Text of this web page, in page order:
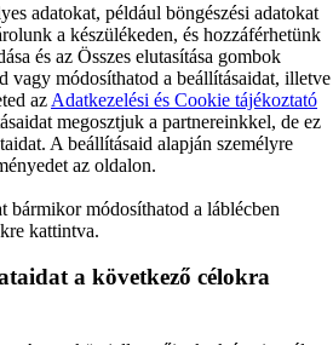
adatokat, például böngészési adatokat
a készülékeden, és hozzáférhetünk
és az Összes elutasítása gombok
vagy módosíthatod a beállításaidat, illetve
az Adatkezelési és Cookie tájékoztató
megosztjuk a partnereinkkel, de ez
A beállításaid alapján személyre
az oldalon.
bármikor módosíthatod a láblécben
kattintva.
a következő célokra